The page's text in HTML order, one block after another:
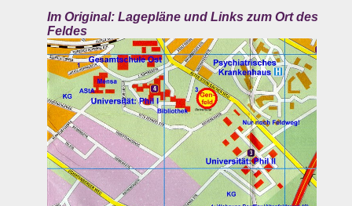
Im Original: Lagepläne und Links zum Ort des
Feldes